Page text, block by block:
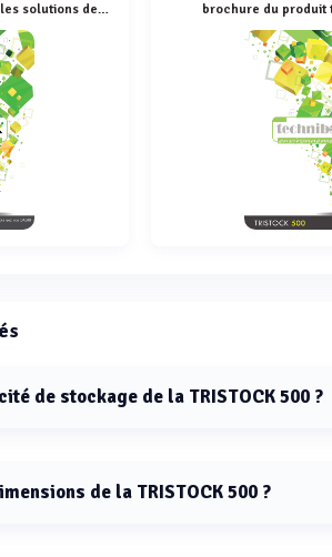
plaquette d'information sur les solutions de collecte et stockage DASRI de technibox environnement brochure du produit
de stockage de la TRISTOCK 500 ?
de la TRISTOCK 500 ?